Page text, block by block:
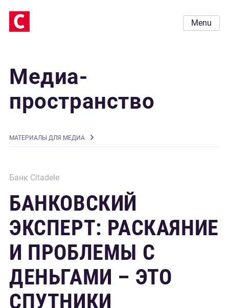
Menu
Медиа-
пространство
MАТЕРИАЛЫ ДЛЯ МЕДИА
Банк Citadele
БАНКОВСКИЙ
ЭКСПЕРТ: РАСКАЯНИЕ
И ПРОБЛЕМЫ С
ДЕНЬГАМИ – ЭТО
СПУТНИКИ